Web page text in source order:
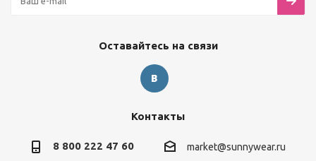
Оставайтесь на связи
Контакты
8 800 222 47 60 market@sunnywear.ru